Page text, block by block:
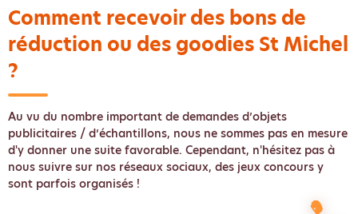
Comment recevoir des bons de
réduction ou des goodies St Michel
?
Au vu du nombre important de demandes d’objets
publicitaires / d’échantillons, nous ne sommes pas en mesure
d'y donner une suite favorable. Cependant, n'hésitez pas à
nous suivre sur nos réseaux sociaux, des jeux concours y
sont parfois organisés !